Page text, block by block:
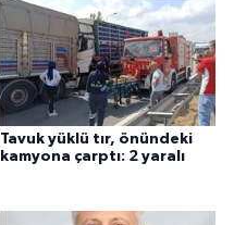
Tavuk yüklü tır, önündeki
kamyona çarptı: 2 yaralı